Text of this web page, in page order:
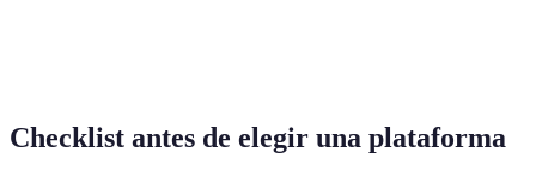
Checklist antes de elegir una plataforma